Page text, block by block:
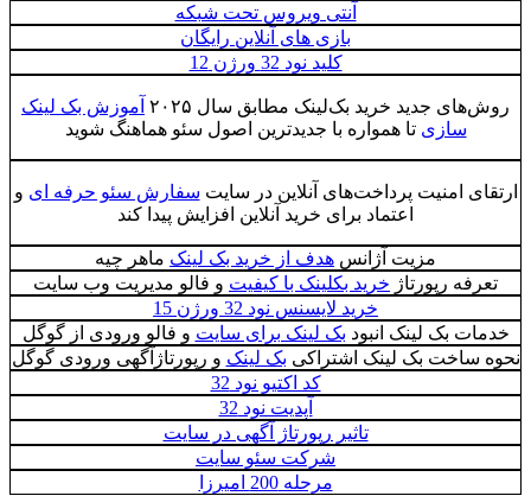
آنتی ویروس تحت شبکه
بازی های آنلاین رایگان
کلید نود 32 ورژن 12
روش‌های جدید خرید بک‌لینک مطابق سال ۲۰۲۵
آموزش بک لینک
سازی تا همواره با جدیدترین اصول سئو هماهنگ شوید
ارتقای امنیت پرداخت‌های آنلاین در سایت سفارش سئو حرفه ای و
اعتماد برای خرید آنلاین افزایش پیدا کند
مزیت آژانس هدف از خرید بک لینک ماهر چیه
تعرفه رپورتاژ خرید بکلینک با کیفیت و فالو مدیریت وب سایت
خرید لایسنس نود 32 ورژن 15
خدمات بک لینک انبود بک لینک برای سایت و فالو ورودی از گوگل
نحوه ساخت بک لینک اشتراکی بک لینک و رپورتاژآگهی ورودی گوگل
کد اکتیو نود 32
آپدیت نود 32
تاثیر رپورتاژ آگهی در سایت
شرکت سئو سایت
مرحله 200 امیرزا